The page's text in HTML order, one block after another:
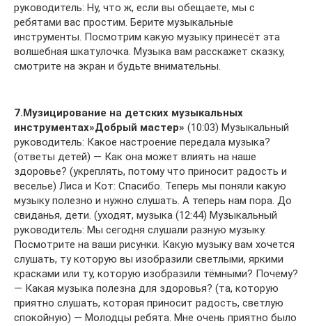
руководитель: Ну, что ж, если вы обещаете, мы с
ребятами вас простим. Берите музыкальные
инструменты. Посмотрим какую музыку принесёт эта
волшебная шкатулочка. Музыка вам расскажет сказку,
смотрите на экран и будьте внимательны.
7.Музицирование на детских музыкальных
инструментах»Добрый мастер» (10:03) Музыкальный
руководитель: Какое настроение передала музыка?
(ответы детей) — Как она может влиять на наше
здоровье? (укреплять, потому что приносит радость и
веселье) Лиса и Кот: Спасибо. Теперь мы поняли какую
музыку полезно и нужно слушать. А теперь нам пора. До
свиданья, дети. (уходят, музыка (12:44) Музыкальный
руководитель: Мы сегодня слушали разную музыку.
Посмотрите на ваши рисунки. Какую музыку вам хочется
слушать, ту которую вы изобразили светлыми, яркими
красками или ту, которую изобразили тёмными? Почему?
— Какая музыка полезна для здоровья? (та, которую
приятно слушать, которая приносит радость, светлую
спокойную) — Молодцы ребята. Мне очень приятно было